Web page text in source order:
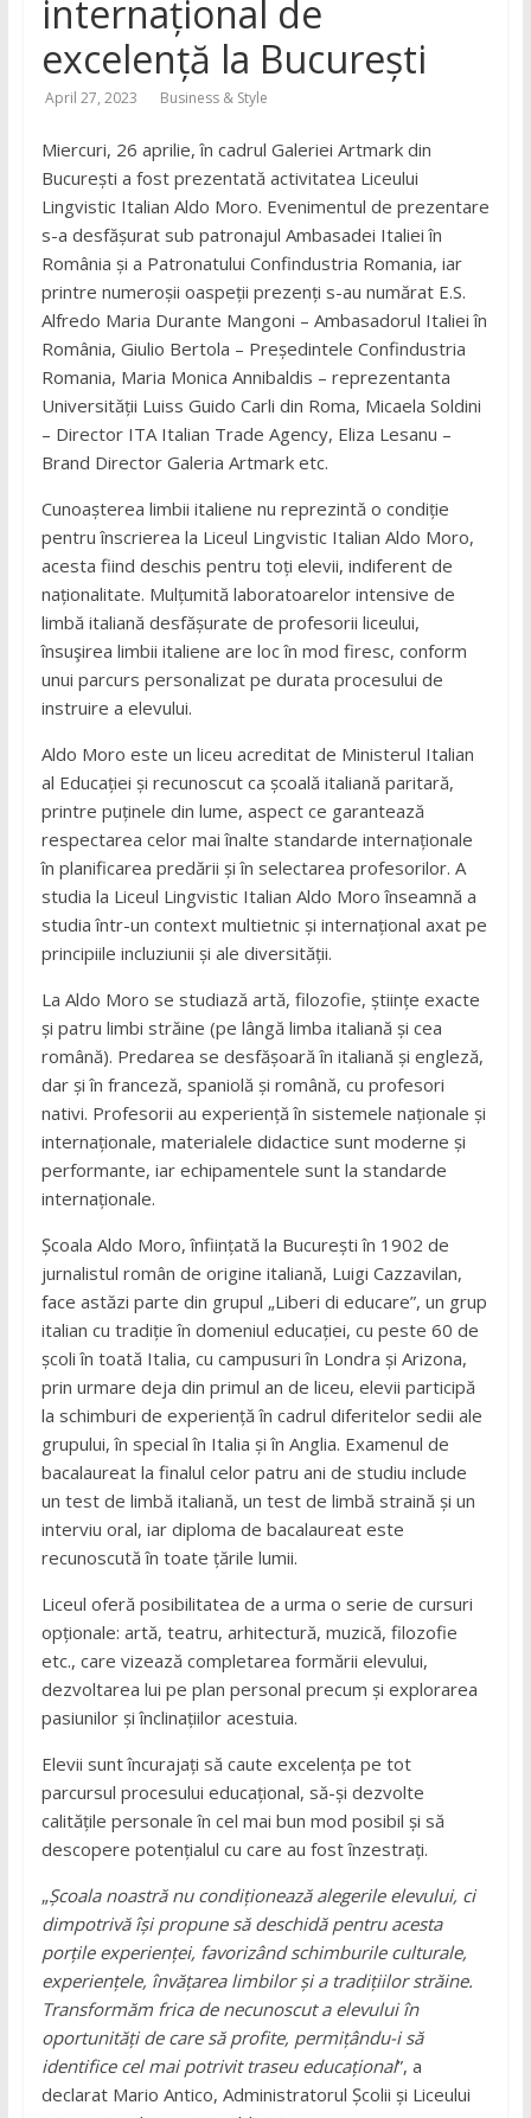
internațional de
excelență la București
April 27, 2023 Business & Style
Miercuri, 26 aprilie, în cadrul Galeriei Artmark din
București a fost prezentată activitatea Liceului
Lingvistic Italian Aldo Moro. Evenimentul de prezentare
s-a desfășurat sub patronajul Ambasadei Italiei în
România și a Patronatului Confindustria Romania, iar
printre numeroșii oaspeții prezenți s-au numărat E.S.
Alfredo Maria Durante Mangoni – Ambasadorul Italiei în
România, Giulio Bertola – Președintele Confindustria
Romania, Maria Monica Annibaldis – reprezentanta
Universității Luiss Guido Carli din Roma, Micaela Soldini
– Director ITA Italian Trade Agency, Eliza Lesanu –
Brand Director Galeria Artmark etc.
Cunoașterea limbii italiene nu reprezintă o condiție
pentru înscrierea la Liceul Lingvistic Italian Aldo Moro,
acesta fiind deschis pentru toți elevii, indiferent de
naționalitate. Mulțumită laboratoarelor intensive de
limbă italiană desfășurate de profesorii liceului,
însuşirea limbii italiene are loc în mod firesc, conform
unui parcurs personalizat pe durata procesului de
instruire a elevului.
Aldo Moro este un liceu acreditat de Ministerul Italian
al Educației și recunoscut ca școală italiană paritară,
printre puținele din lume, aspect ce garantează
respectarea celor mai înalte standarde internaționale
în planificarea predării și în selectarea profesorilor. A
studia la Liceul Lingvistic Italian Aldo Moro înseamnă a
studia într-un context multietnic și internațional axat pe
principiile incluziunii și ale diversității.
La Aldo Moro se studiază artă, filozofie, științe exacte
și patru limbi străine (pe lângă limba italiană și cea
română). Predarea se desfășoară în italiană și engleză,
dar și în franceză, spaniolă și română, cu profesori
nativi. Profesorii au experiență în sistemele naționale și
internaționale, materialele didactice sunt moderne și
performante, iar echipamentele sunt la standarde
internaționale.
Școala Aldo Moro, înființată la București în 1902 de
jurnalistul român de origine italiană, Luigi Cazzavilan,
face astăzi parte din grupul „Liberi di educare”, un grup
italian cu tradiție în domeniul educației, cu peste 60 de
școli în toată Italia, cu campusuri în Londra și Arizona,
prin urmare deja din primul an de liceu, elevii participă
la schimburi de experiență în cadrul diferitelor sedii ale
grupului, în special în Italia și în Anglia. Examenul de
bacalaureat la finalul celor patru ani de studiu include
un test de limbă italiană, un test de limbă straină și un
interviu oral, iar diploma de bacalaureat este
recunoscută în toate țările lumii.
Liceul oferă posibilitatea de a urma o serie de cursuri
opționale: artă, teatru, arhitectură, muzică, filozofie
etc., care vizează completarea formării elevului,
dezvoltarea lui pe plan personal precum și explorarea
pasiunilor și înclinațiilor acestuia.
Elevii sunt încurajați să caute excelența pe tot
parcursul procesului educațional, să-și dezvolte
calitățile personale în cel mai bun mod posibil și să
descopere potențialul cu care au fost înzestrați.
„Școala noastră nu condiționează alegerile elevului, ci
dimpotrivă își propunesă deschidă pentru acesta
porțile experienței, favorizând schimburile culturale,
experiențele, învățarea limbilor și a tradițiilor străine.
Transformăm frica de necunoscut a elevului în
oportunități de care să profite, permițându-i să
identifice cel mai potrivit traseu educațional”, a
declarat Mario Antico, Administratorul Școlii și Liceului